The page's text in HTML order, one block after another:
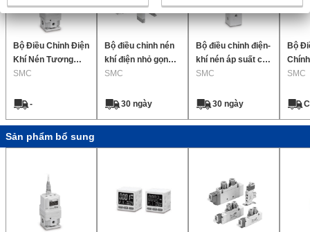
Bộ Điều Chỉnh Điện
Khí Nén Tương
Thích Với Pin Tự
ITV1000/2000/3000
SMC
-
Bộ điều chỉnh nén
khí điện nhỏ gọn
sê-ri ITV0000
SMC
30 ngày
Bộ điều chỉnh điện-
khí nén áp suất cao
sê-ri ITVH2000
SMC
30 ngày
Bộ
SMC
Sản phẩm bổ sung